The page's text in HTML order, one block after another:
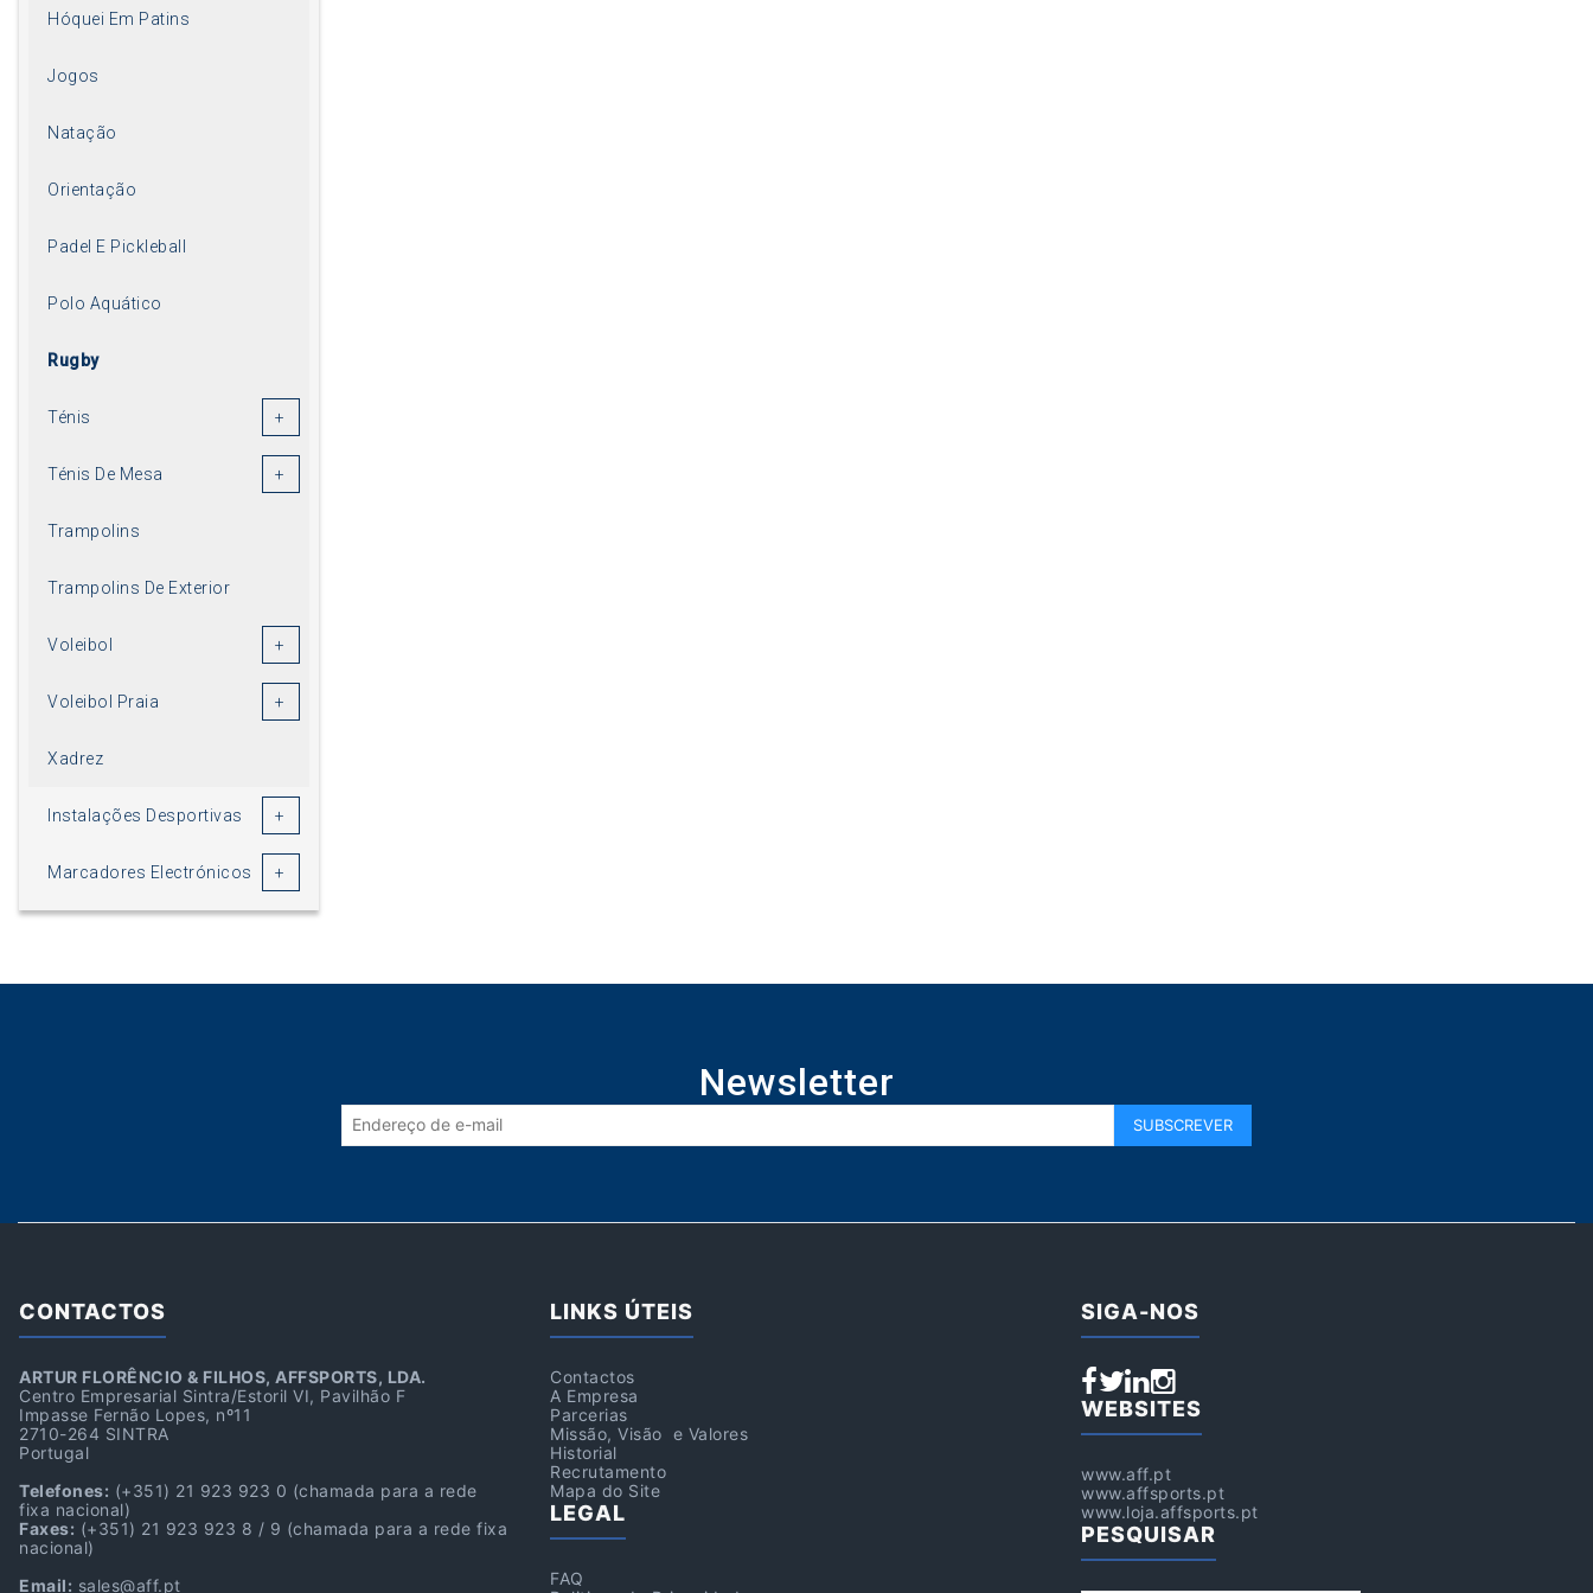
Hóquei Em Patins
Jogos
Natação
Orientação
Padel E Pickleball
Polo Aquático
Rugby
Ténis
Ténis De Mesa
Trampolins
Trampolins De Exterior
Voleibol
Voleibol Praia
Xadrez
Instalações Desportivas
Marcadores Electrónicos
Newsletter
CONTACTOS
ARTUR FLORÊNCIO & FILHOS, AFFSPORTS, LDA.
Centro Empresarial Sintra/Estoril VI, Pavilhão F
Impasse Fernão Lopes, nº11
2710-264 SINTRA
Portugal
Telefones: (+351) 21 923 923 0 (chamada para a rede
fixa nacional)
Faxes: (+351) 21 923 923 8 / 9 (chamada para a rede fixa
nacional)
Email: sales@aff.pt
LINKS ÚTEIS
Contactos
A Empresa
Parcerias
Missão, Visão e Valores
Historial
Recrutamento
Mapa do Site
LEGAL
FAQ
SIGA-NOS
WEBSITES
www.aff.pt
www.affsports.pt
www.loja.affsports.pt
PESQUISAR